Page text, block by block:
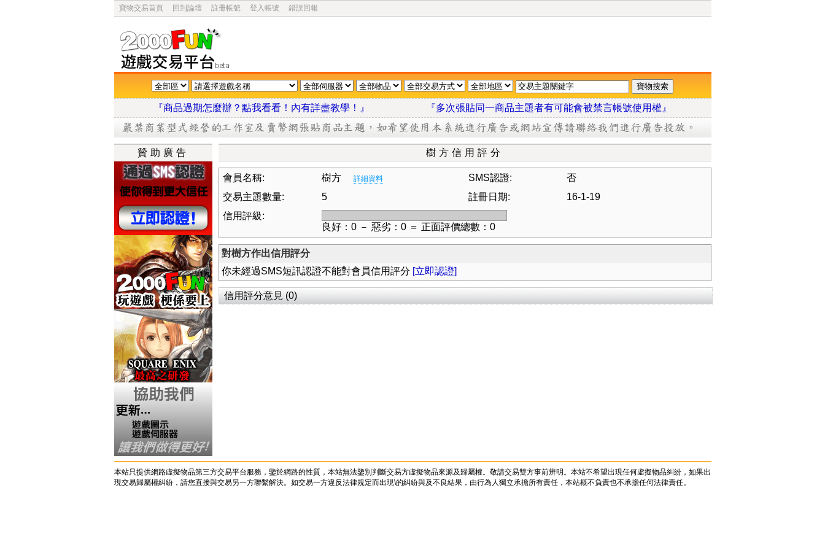
寶物交易首頁 回到論壇 註冊帳號 登入帳號 錯誤回報
『商品過期怎麼辦？點我看看！內有詳盡教學！』 『多次張貼同一商品主題者有可能會被禁言帳號使用權』
贊助廣告 樹方信用評分
會員名稱: 樹方 詳細資料 SMS認證:
否
交易主題數量:
5 註冊日期:
16-1-19
信用評級:
良好：0 － 惡劣：0 ＝ 正面評價總數：0
對樹方作出信用評分
你未經過SMS短訊認證不能對會員信用評分 [立即認證]
信用評分意見 (0)
本站只提供網路虛擬物品第三方交易平台服務，鑒於網路的性質，本站無法鑒別判斷交易方虛擬物品來源及歸屬權。敬請交易雙方事前辨明。本站不希望出現任何虛擬物品糾紛，如果出
現交易歸屬權糾紛，請您直接與交易另一方聯繫解決。如交易一方違反法律規定而出現\的糾紛與及不良結果，由行為人獨立承擔所有責任，本站概不負責也不承擔任何法律責任。